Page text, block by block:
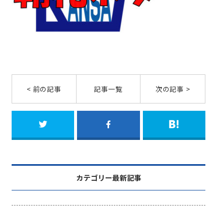
< 前の記事 記事一覧 次の記事 >
カテゴリー最新記事